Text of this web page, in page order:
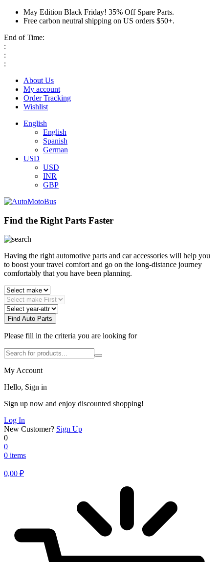
May Edition Black Friday! 35% Off Spare Parts.
Free carbon neutral shipping on US orders $50+.
End of Time:
:
:
:
About Us
My account
Order Tracking
Wishlist
English
English
Spanish
German
USD
USD
INR
GBP
Find the Right Parts Faster
Having the right automotive parts and car accessories will help you
to boost your travel comfort and go on the long-distance journey
comfortably that you have been planning.
Find Auto Parts
Please fill in the criteria you are looking for
My Account
Hello, Sign in
Sign up now and enjoy discounted shopping!
Log In
New Customer? Sign Up
0
0
0 items
0,00 ₽